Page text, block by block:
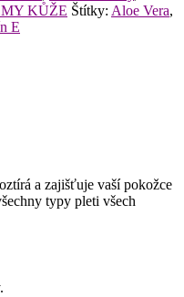
KŮŽE Štítky: Aloe Vera,
E
a zajišťuje vaší pokožce
typy pleti všech